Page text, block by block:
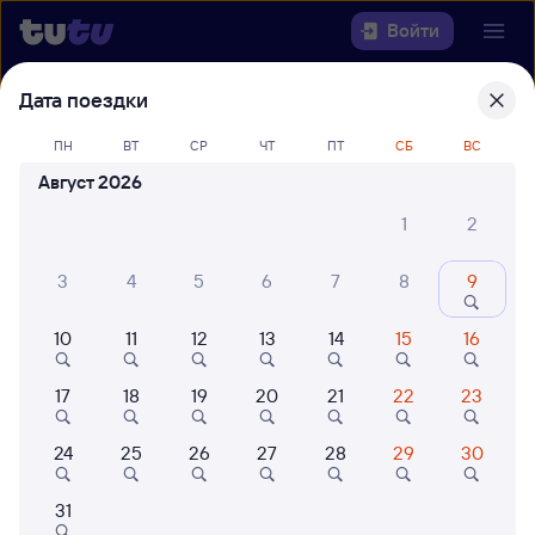
Войти
Выберите день, чтобы найти
билеты Великий Новгород —
Петрозаводск-Пасс
Куда
Когда
Кто едет
Найти поезда
Дата поездки
ПН ВТ СР ЧТ ПТ СБ ВС
Август 2026
1
2
3 4 5 6 7 8 9
10 11 12 13 14 15 16
17 18 19 20 21 22 23
24 25 26 27 28 29 30
31